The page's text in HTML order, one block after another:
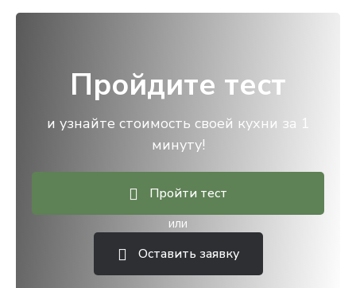
Пройдите тест
и узнайте стоимость своей кухни за 1
минуту!
Пройти тест
или
Оставить заявку